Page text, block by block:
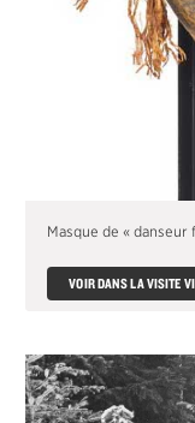
Masque de « danseur
VOIR DANS LA VISITE